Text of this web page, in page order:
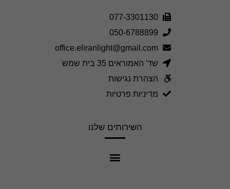
077-3301130
050-6788899
office.eliranlight@gmail.com
שד' האמוראים 35 בית שמש
הצהרת נגישות
מדיניות פרטיות
השירותים שלנו